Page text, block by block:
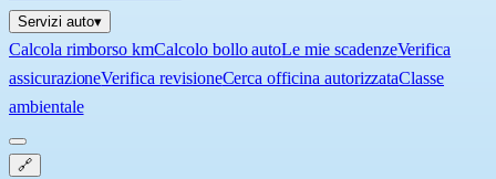
Servizi auto▾
Calcola rimborso kmCalcolo bollo autoLe mie scadenzeVerifica
assicurazioneVerifica revisioneCerca officina autorizzataClasse
ambientale
🔗